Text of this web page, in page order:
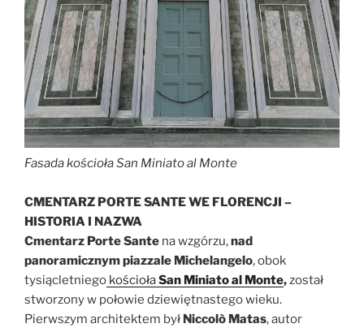
Fasada kościoła San Miniato al Monte
CMENTARZ PORTE SANTE WE FLORENCJI –
HISTORIA I NAZWA
Cmentarz Porte Sante na wzgórzu,nad
panoramicznym piazzale Michelangelo, obok
tysiącletniego kościołaSan Miniato al Monte,został
stworzony w połowie dziewiętnastego wieku.
Pierwszym architektem był Niccolò Matas, autor